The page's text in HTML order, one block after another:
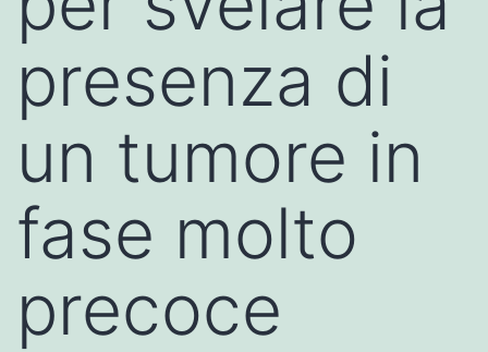
presenza di
un tumore in
fase molto
precoce